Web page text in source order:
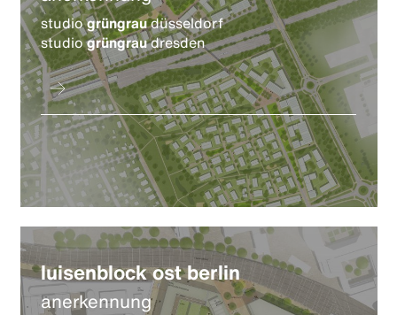
studiogrüngraudüsseldorf
studiogrüngraudresden
luisenblock ost berlin
anerkennung